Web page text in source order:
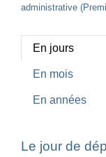
administrative
En jours
En mois
En années
Le jour de